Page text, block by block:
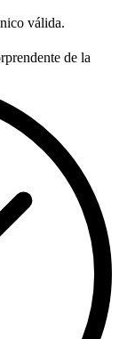
válida.
de la